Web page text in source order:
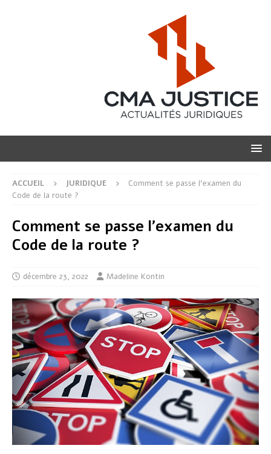
ACCUEIL JURIDIQUE
Comment se passe l’examen du
Code de la route ?
Comment se passe l’examen du
Code de la route ?
décembre 23, 2022 Madeline Kontin